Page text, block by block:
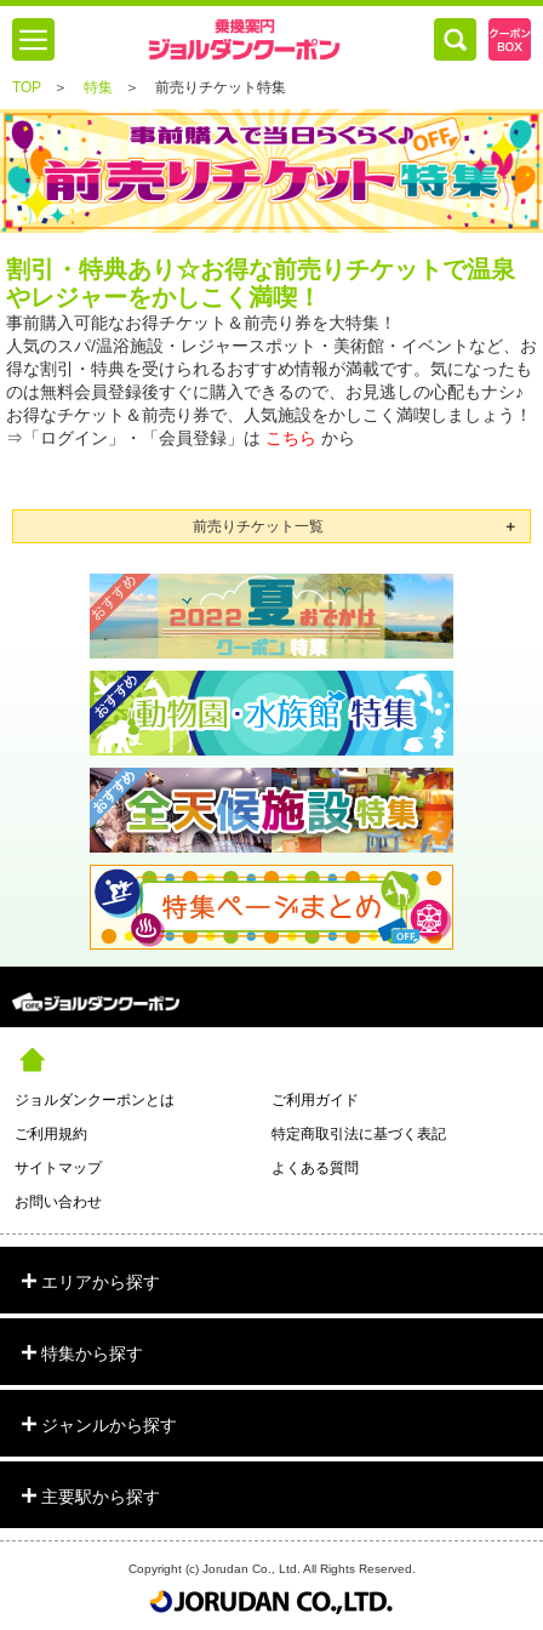
TOP ＞ 特集 ＞ 前売りチケット特集
割引・特典あり☆お得な前売りチケットで温泉
やレジャーをかしこく満喫！
事前購入可能なお得チケット＆前売り券を大特集！
人気のスパ/温浴施設・レジャースポット・美術館・イベントなど、お
得な割引・特典を受けられるおすすめ情報が満載です。気になったも
のは無料会員登録後すぐに購入できるので、お見逃しの心配もナシ♪
お得なチケット＆前売り券で、人気施設をかしこく満喫しましょう！
⇒「ログイン」・「会員登録」は こちら から
前売りチケット一覧 ＋
ジョルダンクーポンとは
ご利用ガイド
ご利用規約
特定商取引法に基づく表記
サイトマップ
よくある質問
お問い合わせ
エリアから探す
特集から探す
ジャンルから探す
主要駅から探す
Copyright (c) Jorudan Co., Ltd. All Rights Reserved.